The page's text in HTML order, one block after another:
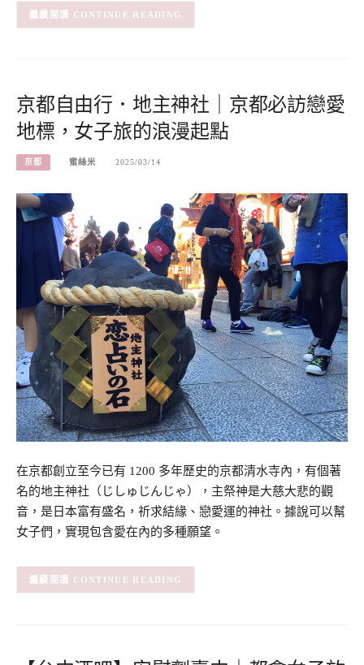
CONTINUE READING
京都自由行．地主神社｜京都必訪戀愛
地標，女子旅的浪漫起點
京都 蜜絲米 2025/03/14
在京都創立至今已有 1200 多年歷史的京都清水寺內，有個著
名的地主神社（じしゅじんじゃ），主祭神是大慈大悲的觀
音，是日本富有盛名，祈求結緣、戀愛運的神社。據說可以幫
女子們，實現包含愛在內的多種願望。
CONTINUE READING